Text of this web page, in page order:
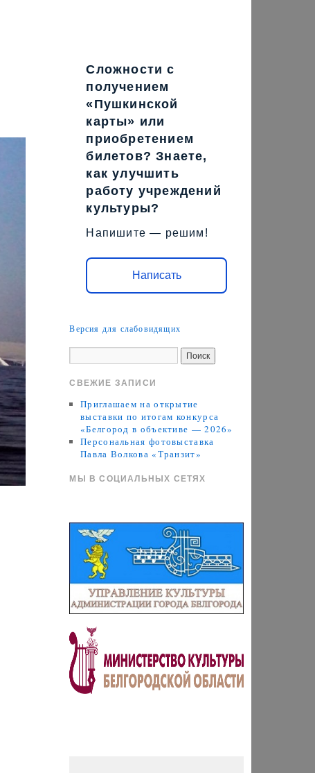
Сложности с
получением
«Пушкинской
карты» или
приобретением
билетов? Знаете,
как улучшить
работу учреждений
культуры?
Напишите — решим!
Написать
Версия для слабовидящих
СВЕЖИЕ ЗАПИСИ
Приглашаем на открытие
выставки по итогам конкурса
«Белгород в объективе — 2026»
Персональная фотовыставка
Павла Волкова «Транзит»
МЫ В СОЦИАЛЬНЫХ СЕТЯХ